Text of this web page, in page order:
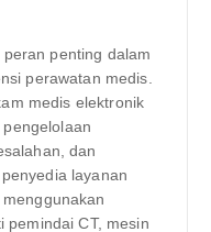
penting dalam
perawatan medis.
medis elektronik
dan
layanan
pemindai CT, mesin